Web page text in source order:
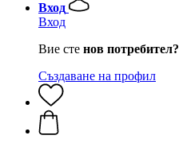
Вход
Вход
Вие сте нов потребител?
Създаване на профил